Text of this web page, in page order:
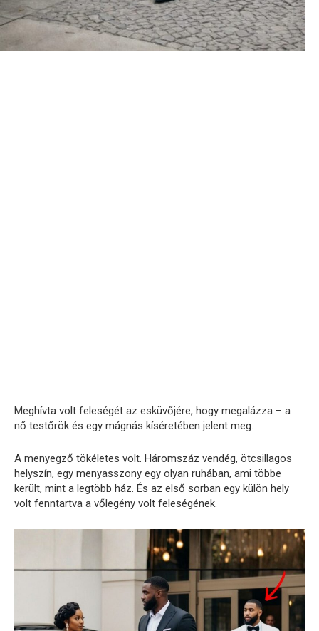
Meghívta volt feleségét az esküvőjére, hogy megalázza – a
nő testőrök és egy mágnás kíséretében jelent meg.
A menyegző tökéletes volt. Háromszáz vendég, ötcsillagos
helyszín, egy menyasszony egy olyan ruhában, ami többe
került, mint a legtöbb ház. És az első sorban egy külön hely
volt fenntartva a vőlegény volt feleségének.